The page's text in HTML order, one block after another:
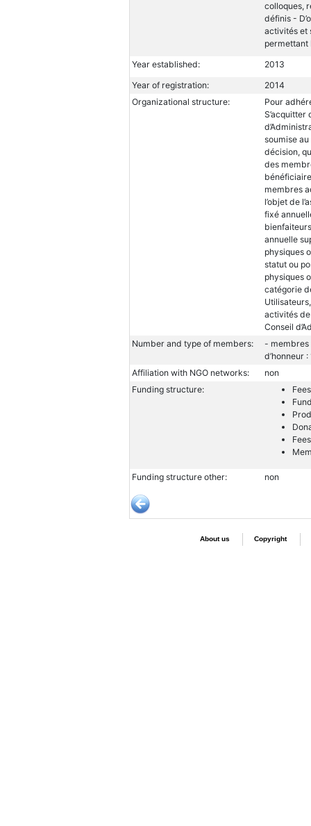
colloques,
définis -
activités et
permettant
Year established:
2013
Year of registration:
2014
Organizational structure:
Pour
S’acquitter
soumise
décision,
des
membres
l’objet de
fixé
annuelle
physiques
statut ou
physiques
catégorie
activités de
Conseil
Number and type of members:
- membres
d’honneur
Affiliation with NGO networks:
non
Funding structure:
Funding structure other: non
About us Copyright